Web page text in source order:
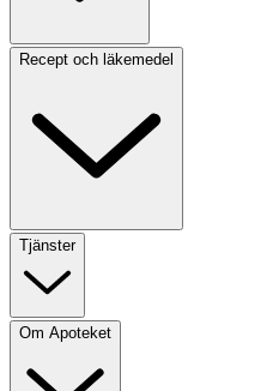
Recept och läkemedel
Tjänster
Om Apoteket